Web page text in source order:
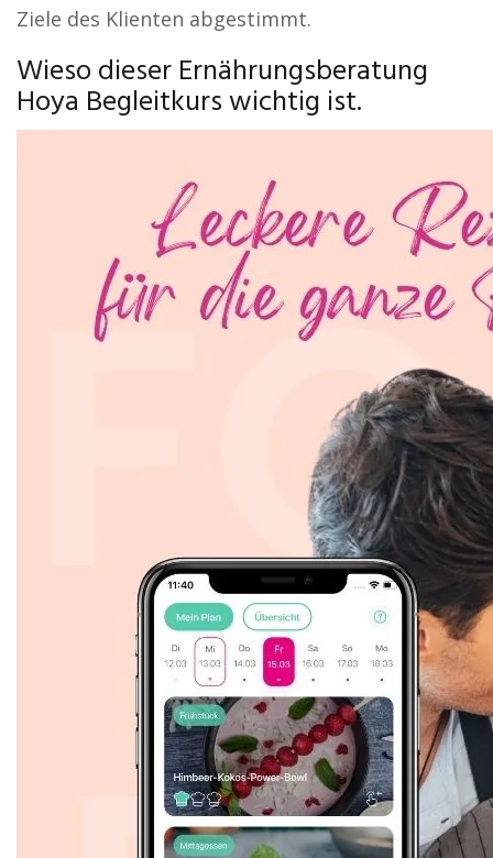
Ziele des Klienten abgestimmt.
Wieso dieser Ernährungsberatung
Hoya Begleitkurs wichtig ist.